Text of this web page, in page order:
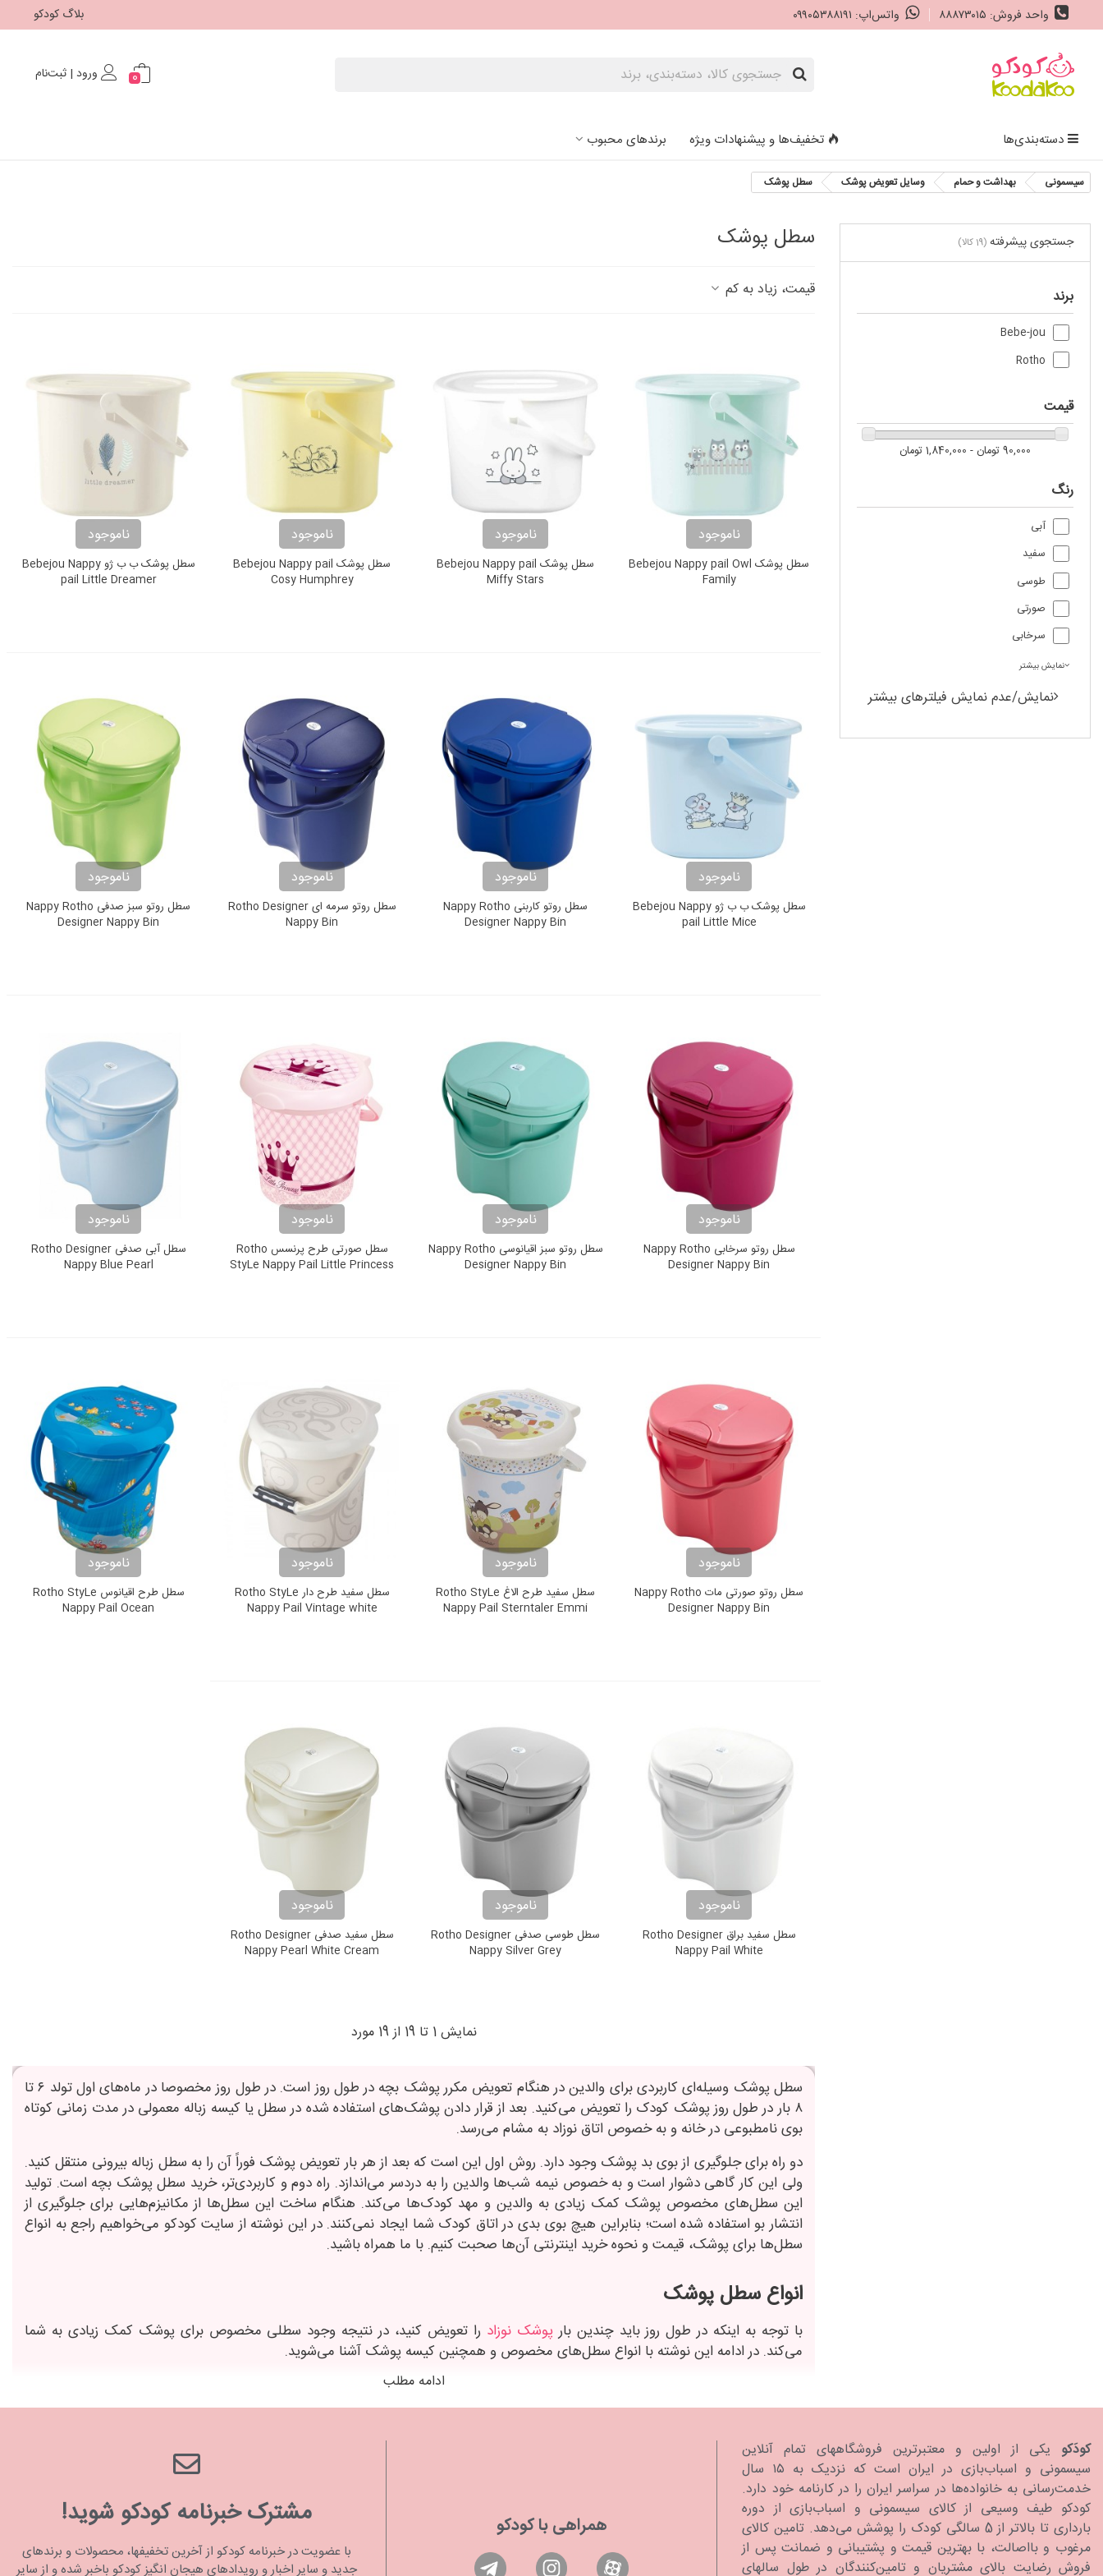
واحد فروش: ۸۸۸۷۳۰۱۵ واتس‌اپ: ۰۹۹۰۵۳۸۸۱۹۱ بلاگ کودکو
0 ورود | ثبت‌نام
دسته‌بندی‌ها تخفیف‌ها و پیشنهادات ویژه برندهای محبوب
سیسمونی بهداشت و حمام وسایل تعویض پوشک سطل پوشک
جستجوی پیشرفته (19 کالا)
برند
Bebe-jou
Rotho
قیمت
90,000 تومان - 1,840,000 تومان
رنگ
آبی
سفید
طوسی
صورتی
سرخابی
نمایش بیشتر
نمایش/عدم نمایش فیلترهای بیشتر
سطل پوشک
قیمت، زیاد به کم
ناموجود
سطل پوشک Bebejou Nappy pail Owl
Family
ناموجود
سطل پوشک Bebejou Nappy pail
Miffy Stars
ناموجود
سطل پوشک Bebejou Nappy pail
Cosy Humphrey
ناموجود
سطل پوشک ب ب ژو Bebejou Nappy
pail Little Dreamer
ناموجود
سطل پوشک ب ب ژو Bebejou Nappy
pail Little Mice
ناموجود
سطل روتو کاربنی Nappy Rotho
Designer Nappy Bin
ناموجود
سطل روتو سرمه ای Rotho Designer
Nappy Bin
ناموجود
سطل روتو سبز صدفی Nappy Rotho
Designer Nappy Bin
ناموجود
سطل روتو سرخابی Nappy Rotho
Designer Nappy Bin
ناموجود
سطل روتو سبز اقیانوسی Nappy Rotho
Designer Nappy Bin
ناموجود
سطل صورتی طرح پرنسس Rotho
StyLe Nappy Pail Little Princess
ناموجود
سطل آبی صدفی Rotho Designer
Nappy Blue Pearl
ناموجود
سطل روتو صورتی مات Nappy Rotho
Designer Nappy Bin
ناموجود
سطل سفید طرح الاغ Rotho StyLe
Nappy Pail Sterntaler Emmi
ناموجود
سطل سفید طرح دار Rotho StyLe
Nappy Pail Vintage white
ناموجود
سطل طرح اقیانوس Rotho StyLe
Nappy Pail Ocean
ناموجود
سطل سفید براق Rotho Designer
Nappy Pail White
ناموجود
سطل طوسی صدفی Rotho Designer
Nappy Silver Grey
ناموجود
سطل سفید صدفی Rotho Designer
Nappy Pearl White Cream
نمایش 1 تا 19 از 19 مورد
سطل پوشک وسیله‌ای کاربردی برای والدین در هنگام تعویض مکرر پوشک بچه در طول روز است. در طول روز مخصوصا در ماه‌های اول تولد ۶ تا
۸ بار در طول روز پوشک کودک را تعویض می‌کنید. بعد از قرار دادن پوشک‌های استفاده شده در سطل یا کیسه زباله معمولی در مدت زمانی کوتاه
بوی نامطبوعی در خانه و به‌ خصوص اتاق نوزاد به مشام می‌رسد.
دو راه برای جلوگیری از بوی بد پوشک وجود دارد. روش اول این است که بعد از هر بار تعویض پوشک فوراً آن را به سطل زباله بیرونی منتقل کنید.
ولی این کار گاهی دشوار است و به‌ خصوص نیمه ‌شب‌ها والدین را به دردسر می‌اندازد. راه دوم و کاربردی‌تر، خرید سطل پوشک بچه است. تولید
این سطل‌های مخصوص پوشک کمک زیادی به والدین و مهد کودک‌ها می‌کند. هنگام ساخت این سطل‌ها از مکانیزم‌هایی برای جلوگیری از
انتشار بو استفاده شده است؛ بنابراین هیچ بوی بدی در اتاق کودک شما ایجاد نمی‌کنند. در این نوشته از سایت کودکو می‌خواهیم راجع ‌به انواع
سطل‌ها برای پوشک، قیمت و نحوه خرید اینترنتی آن‌ها صحبت کنیم. با ما همراه باشید.
انواع سطل پوشک
با توجه به اینکه در طول روز باید چندین بار پوشک نوزاد را تعویض کنید، در نتیجه وجود سطلی مخصوص برای پوشک کمک زیادی به شما
می‌کند. در ادامه این نوشته با انواع سطل‌های مخصوص و همچنین کیسه پوشک آشنا می‌شوید.
سطل وکیوم پوشک دارای کاستی است که بدون دخالت دست و کاملا بهداشتی هر پوشک را جداگانه بسته‌بندی می‌کند. این کاست‌ها ظرفیت
تعداد مشخصی پوشک را دارد و همچنین دارای خاصیت آنتی‌باکتریال است.
سطل ساده پوشک
این محصول اگر از برند معتبری خریداری شود، آنتی‌باکتریال است. همچنین دارای جای حلقه کیسه برای قرار دادن پوشک است. بعضی از
مدل‌های این محصول دارای رول پلاستیکی برای قرار دادن پوشک هستند. برای مزیت سادگی محصول در چند منظوره بودن آن است. هنگامی
ادامه مطلب
کودَکو یکی از اولین و معتبرترین فروشگاههای تمام آنلاین
سیسمونی و اسباب‌بازی در ایران است که نزدیک به ۱۵ سال
خدمت‌رسانی به خانواده‌ها در سراسر ایران را در کارنامه خود دارد.
كودكو طیف وسیعی از کالای سیسمونی و اسباب‌بازی از دوره
بارداری تا بالاتر از 5 سالگی کودک را پوشش می‌دهد. تامین کالای
مرغوب و بااصالت، با بهترین قیمت و پشتیبانی و ضمانت پس از
فروش رضایت بالای مشتریان و تامین‌کنندگان در طول سالهای
همراهی با کودکو مشترک خبرنامه کودکو شوید!
با عضویت در خبرنامه کودکو از آخرین تخفیفها، محصولات و برندهای
جدید و سایر اخبار و رویدادهای هیجان انگیز کودکو باخبر شده و از سایر